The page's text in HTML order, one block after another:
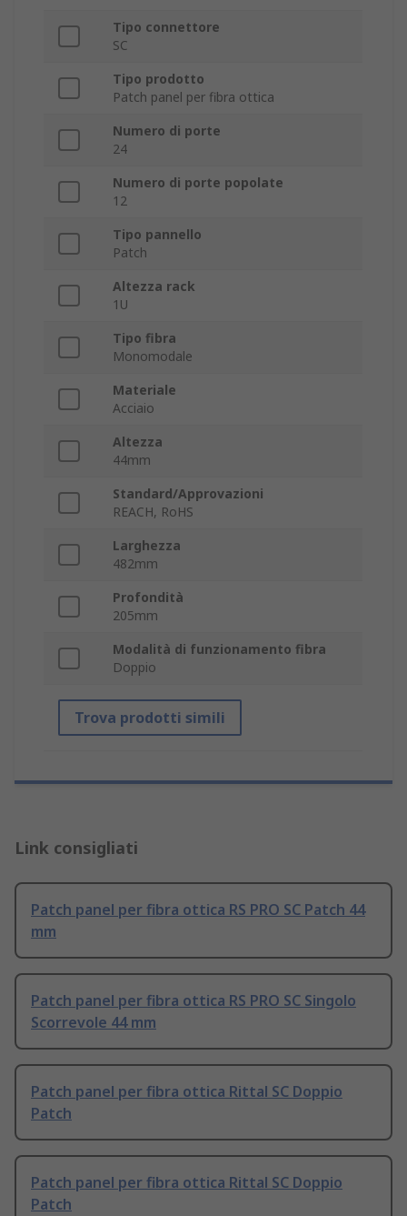
Tipo connettore
SC
Tipo prodotto
Patch panel per fibra ottica
Numero di porte
24
Numero di porte popolate
12
Tipo pannello
Patch
Altezza rack
1U
Tipo fibra
Monomodale
Materiale
Acciaio
Altezza
44mm
Standard/Approvazioni
REACH, RoHS
Larghezza
482mm
Profondità
205mm
Modalità di funzionamento fibra
Doppio
Trova prodotti simili
Link consigliati
Patch panel per fibra ottica RS PRO SC Patch 44
mm
Patch panel per fibra ottica RS PRO SC Singolo
Scorrevole 44 mm
Patch panel per fibra ottica Rittal SC Doppio
Patch
Patch panel per fibra ottica Rittal SC Doppio
Patch